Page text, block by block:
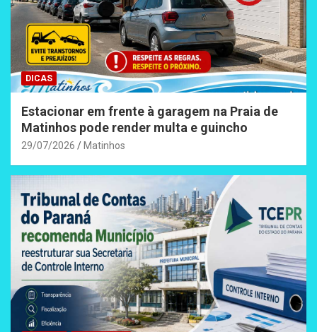
DICAS
Estacionar em frente à garagem na Praia de
Matinhos pode render multa e guincho
29/07/2026 Matinhos